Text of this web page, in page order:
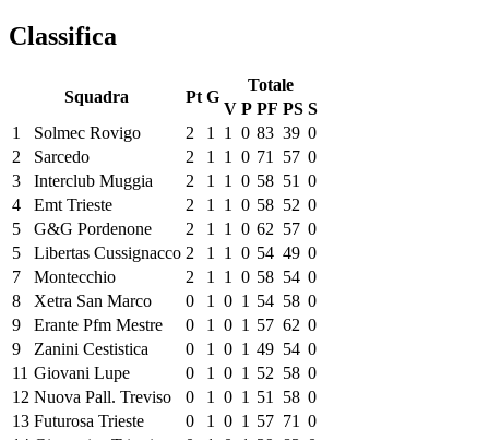
Classifica
Squadra Pt G
Totale
V P PF PS S
1
Solmec Rovigo 2 1 1 0 83 39 0
2
Sarcedo 2 1 1 0 71 57 0
3
Interclub Muggia 2 1 1 0 58 51 0
4
Emt Trieste 2 1 1 0 58 52 0
5
G&G Pordenone 2 1 1 0 62 57 0
5
Libertas Cussignacco 2 1 1 0 54 49 0
7
Montecchio 2 1 1 0 58 54 0
8
Xetra San Marco 0 1 0 1 54 58 0
9
Erante Pfm Mestre 0 1 0 1 57 62 0
9
Zanini Cestistica 0 1 0 1 49 54 0
11 Giovani Lupe 0 1 0 1 52 58 0
12 Nuova Pall. Treviso 0 1 0 1 51 58 0
13 Futurosa Trieste 0 1 0 1 57 71 0